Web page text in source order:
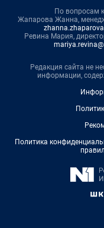
По вопросам
Жапарова Жанна,
Ревина Мария,
Редакция сайта не
информации,
Политика